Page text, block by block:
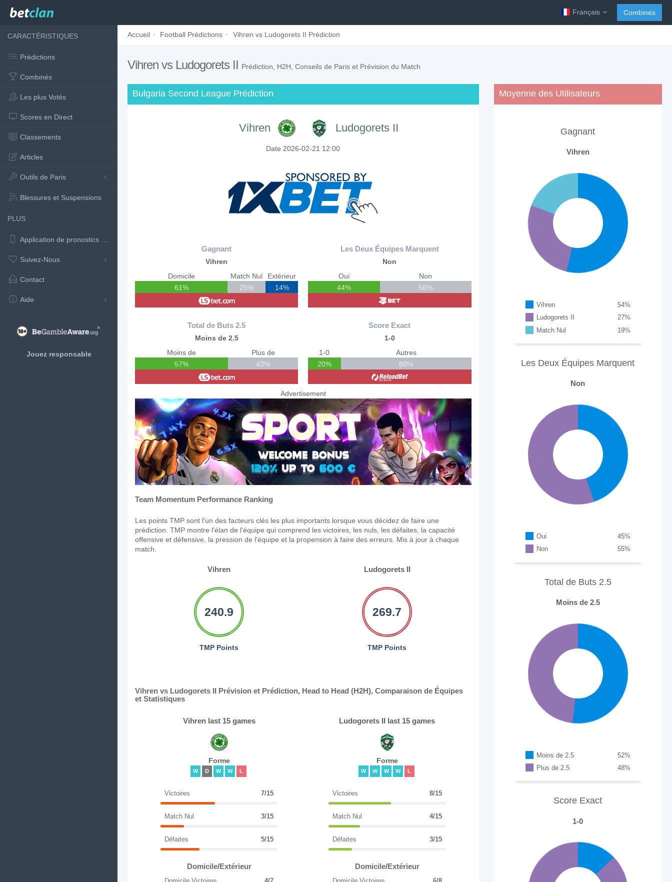
Français Combinés
CARACTÉRISTIQUES
Prédictions
Combinés
Les plus Votés
Scores en Direct
Classements
Articles
Outils de Paris
Blessures et Suspensions
PLUS
Application de pronostics de football
Suivez-Nous
Contact
Aide
Jouez responsable
Accueil Football Prédictions Vihren vs Ludogorets II Prédiction
Vihren vs Ludogorets II Prédiction, H2H, Conseils de Paris et Prévision du Match
Bulgaria Second League Prédiction
Vihren Ludogorets II
Date 2026-02-21 12:00
Gagnant
Vihren
Domicile
61%
Match Nul
25%
Extérieur
14%
Total de Buts 2.5
Moins de 2.5
Moins de
57%
Plus de
43%
Les Deux Équipes Marquent
Non
Oui
44%
Non
56%
Score Exact
1-0
1-0
20%
Autres
80%
Advertisement
Team Momentum Performance Ranking
Les points TMP sont l'un des facteurs clés les plus importants lorsque vous décidez de faire une
prédiction. TMP montre l'élan de l'équipe qui comprend les victoires, les nuls, les défaites, la capacité
offensive et défensive, la pression de l'équipe et la propension à faire des erreurs. Mis à jour à chaque
match.
Vihren Ludogorets II
240.9
TMP Points
269.7
TMP Points
Vihren vs Ludogorets II Prévision et Prédiction, Head to Head (H2H), Comparaison de Équipes
et Statistiques
Vihren last 15 games
Forme
W D W W L
Victoires 7/15
Match Nul 3/15
Défaites 5/15
Domicile/Extérieur
Ludogorets II last 15 games
Forme
W W W W L
Victoires 8/15
Match Nul 4/15
Défaites 3/15
Domicile/Extérieur
Moyenne des Utilisateurs
Gagnant
Vihren
Vihren %
54
Ludogorets II
%
27
Match Nul
%
19
Les Deux Équipes Marquent
Non
Oui %
45
Non
%
55
Total de Buts 2.5
Moins de 2.5
Moins de 2.5 %
52
Plus de 2.5
%
48
Score Exact
1-0